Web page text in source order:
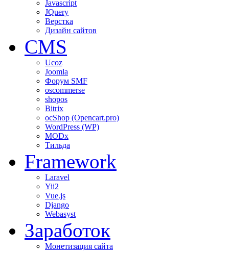
Javascript
JQuery
Верстка
Дизайн сайтов
CMS
Ucoz
Joomla
Форум SMF
oscommerse
shopos
Bitrix
ocShop (Opencart.pro)
WordPress (WP)
MODx
Тильда
Framework
Laravel
Yii2
Vue.js
Django
Webasyst
Заработок
Монетизация сайта